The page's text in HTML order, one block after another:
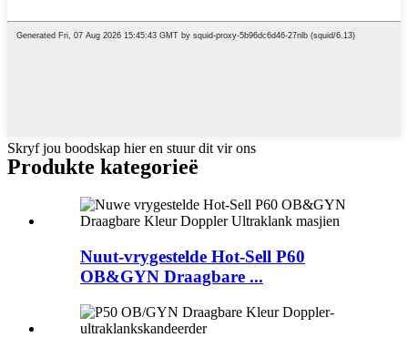
Skryf jou boodskap hier en stuur dit vir ons
Produkte kategorieë
Nuut-vrygestelde Hot-Sell P60
OB&GYN Draagbare ...